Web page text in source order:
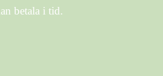
betala i tid.